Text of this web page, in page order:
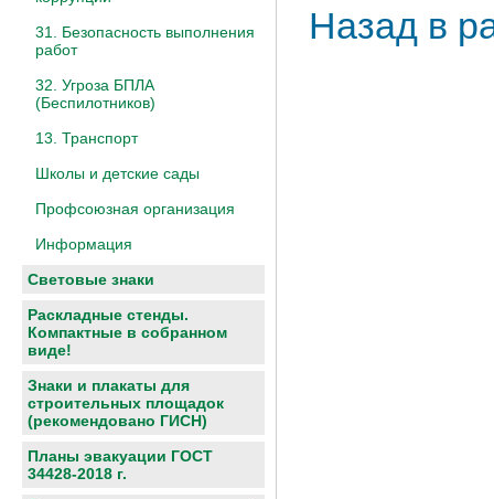
31. Безопасность выполнения
работ
32. Угроза БПЛА
(Беспилотников)
13. Транспорт
Школы и детские сады
Профсоюзная организация
Информация
Световые знаки
Раскладные стенды.
Компактные в собранном
виде!
Знаки и плакаты для
строительных площадок
(рекомендовано ГИСН)
Планы эвакуации ГОСТ
34428-2018 г.
Назад в